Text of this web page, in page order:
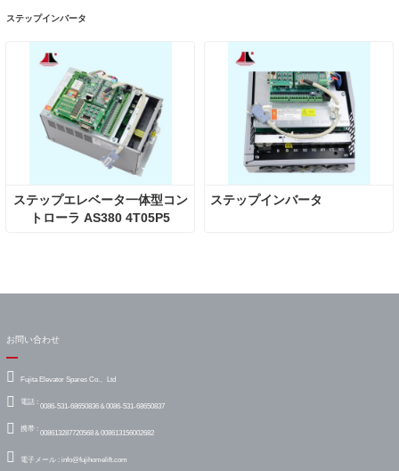
ステップインバータ
ステップエレベータ一体型コン
トローラ AS380 4T05P5
ステップインバータ
お問い合わせ
Fujita Elevator Spares Co.、Ltd
電話 : 0086-531-68650836＆0086-531-68650837
携帯 : 008613287720568＆008613156002682
電子メール : info@fujihomelift.com